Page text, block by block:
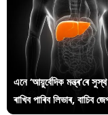
এনে ‘আয়ুৰ্বেদিক মন্ত্ৰ’ৰে
ৰাখিব পাৰিব লিভাৰ, বাচিব